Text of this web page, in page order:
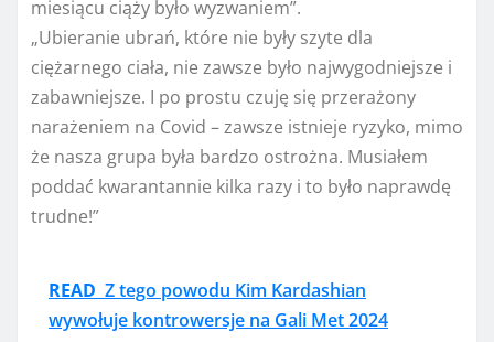
miesiącu ciąży było wyzwaniem”.
„Ubieranie ubrań, które nie były szyte dla
ciężarnego ciała, nie zawsze było najwygodniejsze i
zabawniejsze. I po prostu czuję się przerażony
narażeniem na Covid – zawsze istnieje ryzyko, mimo
że nasza grupa była bardzo ostrożna. Musiałem
poddać kwarantannie kilka razy i to było naprawdę
trudne!”
READ Z tego powodu Kim Kardashian
wywołuje kontrowersje na Gali Met 2024